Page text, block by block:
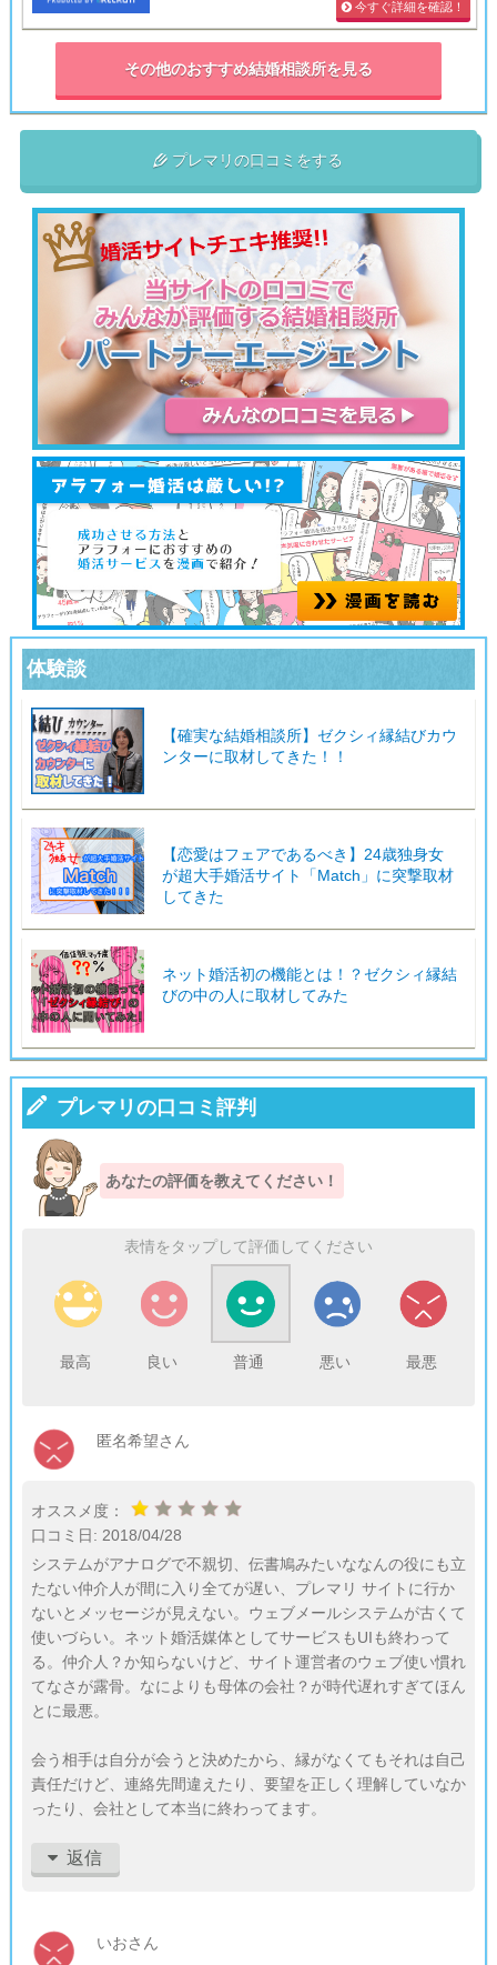
今すぐ詳細を確認！
その他のおすすめ結婚相談所を見る
 プレマリの口コミをする
体験談
【確実な結婚相談所】ゼクシィ縁結びカウ
ンターに取材してきた！！
【恋愛はフェアであるべき】24歳独身女
が超大手婚活サイト「Match」に突撃取材
してきた
ネット婚活初の機能とは！？ゼクシィ縁結
びの中の人に取材してみた
 プレマリの口コミ評判
あなたの評価を教えてください！
表情をタップして評価してください
最高 良い 普通 悪い 最悪
匿名希望さん
オススメ度：
口コミ日: 2018/04/28
システムがアナログで不親切、伝書鳩みたいななんの役にも立
たない仲介人が間に入り全てが遅い、プレマリ サイトに行か
ないとメッセージが見えない。ウェブメールシステムが古くて
使いづらい。ネット婚活媒体としてサービスもUIも終わって
る。仲介人？か知らないけど、サイト運営者のウェブ使い慣れ
てなさが露骨。なによりも母体の会社？が時代遅れすぎてほん
とに最悪。
会う相手は自分が会うと決めたから、縁がなくてもそれは自己
責任だけど、連絡先間違えたり、要望を正しく理解していなか
ったり、会社として本当に終わってます。
返信
いおさん